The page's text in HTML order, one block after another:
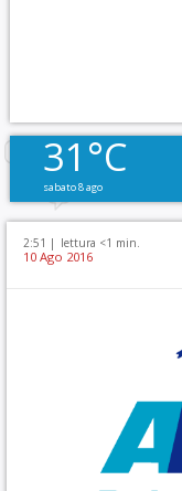
31°C
sabato 8 ago
2:51 | lettura <1 min.
10 Ago 2016